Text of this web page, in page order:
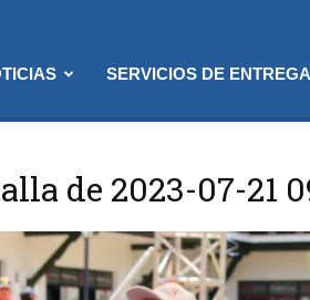
SERVICIOS DE ENTREGA
de 2023-07-21